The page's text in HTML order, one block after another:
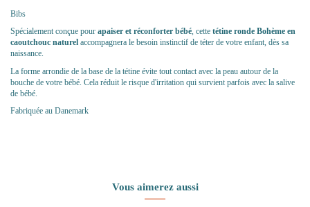
Bibs
Spécialement conçue pour apaiser et réconforter bébé, cette tétine ronde Bohème en
caoutchouc naturel accompagnera le besoin instinctif de téter de votre enfant, dès sa
naissance.
La forme arrondie de la base de la tétine évite tout contact avec la peau autour de la
bouche de votre bébé. Cela réduit le risque d'irritation qui survient parfois avec la salive
de bébé.
Fabriquée au Danemark
Vous aimerez aussi